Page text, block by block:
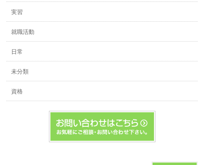
実習
就職活動
日常
未分類
資格